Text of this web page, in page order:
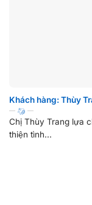
Khách hàng: Thùy
Chị Thùy Trang lựa
thiện tình...